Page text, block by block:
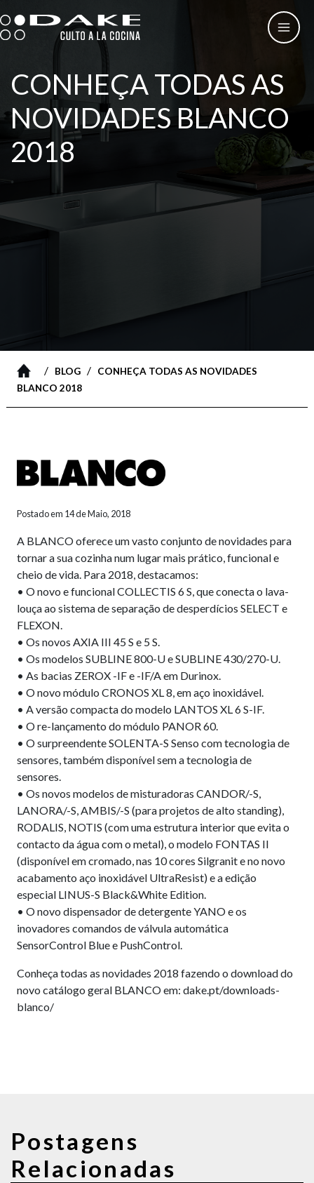
to
content
CONHEÇA TODAS AS
NOVIDADES BLANCO
2018
/ BLOG/
CONHEÇA TODAS AS NOVIDADES
BLANCO 2018
Postado em 14 de Maio, 2018
A BLANCO oferece um vasto conjunto de novidades para
tornar a sua cozinha num lugar mais prático, funcional e
cheio de vida. Para 2018, destacamos:
• O novo e funcional COLLECTIS 6 S, que conecta o lava-
louça ao sistema de separação de desperdícios SELECT e
FLEXON.
• Os novos AXIA III 45 S e 5 S.
• Os modelos SUBLINE 800-U e SUBLINE 430/270-U.
• As bacias ZEROX -IF e -IF/A em Durinox.
• O novo módulo CRONOS XL 8, em aço inoxidável.
• A versão compacta do modelo LANTOS XL 6 S-IF.
• O re-lançamento do módulo PANOR 60.
• O surpreendente SOLENTA-S Senso com tecnologia de
sensores, também disponível sem a tecnologia de
sensores.
• Os novos modelos de misturadoras CANDOR/-S,
LANORA/-S, AMBIS/-S (para projetos de alto standing),
RODALIS, NOTIS (com uma estrutura interior que evita o
contacto da água com o metal), o modelo FONTAS II
(disponível em cromado, nas 10 cores Silgranit e no novo
acabamento aço inoxidável UltraResist) e a edição
especial LINUS-S Black&White Edition.
• O novo dispensador de detergente YANO e os
inovadores comandos de válvula automática
SensorControl Blue e PushControl.
Conheça todas as novidades 2018 fazendo o download do
novo catálogo geral BLANCO em: dake.pt/downloads-
blanco/
Postagens
Relacionadas